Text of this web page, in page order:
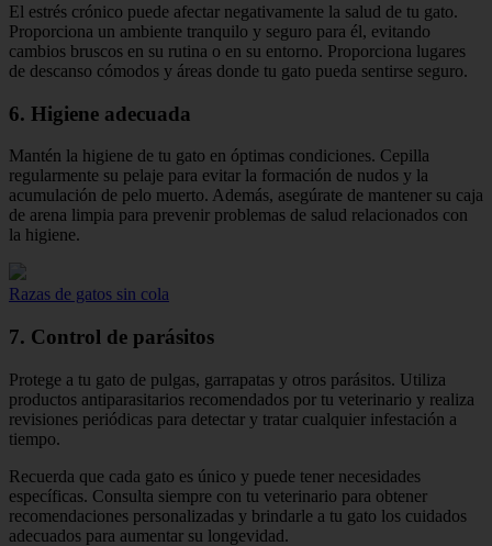
El estrés crónico puede afectar negativamente la salud de tu gato.
Proporciona un ambiente tranquilo y seguro para él, evitando
cambios bruscos en su rutina o en su entorno. Proporciona lugares
de descanso cómodos y áreas donde tu gato pueda sentirse seguro.
6. Higiene adecuada
Mantén la higiene de tu gato en óptimas condiciones. Cepilla
regularmente su pelaje para evitar la formación de nudos y la
acumulación de pelo muerto. Además, asegúrate de mantener su caja
de arena limpia para prevenir problemas de salud relacionados con
la higiene.
Razas de gatos sin cola
7. Control de parásitos
Protege a tu gato de pulgas, garrapatas y otros parásitos. Utiliza
productos antiparasitarios recomendados por tu veterinario y realiza
revisiones periódicas para detectar y tratar cualquier infestación a
tiempo.
Recuerda que cada gato es único y puede tener necesidades
específicas. Consulta siempre con tu veterinario para obtener
recomendaciones personalizadas y brindarle a tu gato los cuidados
adecuados para aumentar su longevidad.